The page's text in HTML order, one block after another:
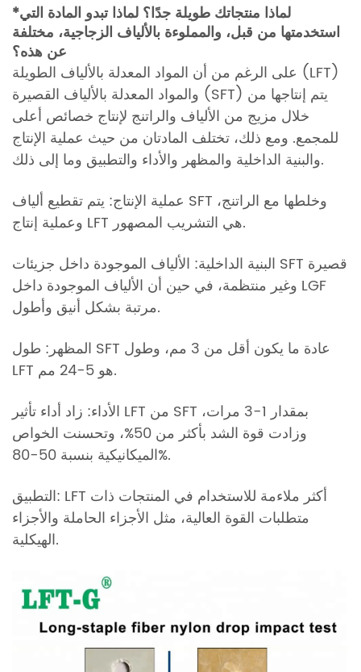
*لماذا منتجاتك طويلة جدًا؟ لماذا تبدو المادة التي
استخدمتها من قبل، والمملوءة بالألياف الزجاجية، مختلفة
عن هذه؟
على الرغم من أن المواد المعدلة بالألياف الطويلة (LFT)
والمواد المعدلة بالألياف القصيرة (SFT) يتم إنتاجها من
خلال مزيج من الألياف والراتنج لإنتاج خصائص أعلى
للمجمع. ومع ذلك، تختلف المادتان من حيث عملية الإنتاج
والبنية الداخلية والمظهر والأداء والتطبيق وما إلى ذلك.
عملية الإنتاج: يتم تقطيع ألياف SFT وخلطها مع الراتنج،
وعملية إنتاج LFT هي التشريب المصهور.
البنية الداخلية: الألياف الموجودة داخل جزيئات SFT قصيرة
وغير منتظمة، في حين أن الألياف الموجودة داخل LGF
مرتبة بشكل أنيق وأطول.
المظهر: طول SFT عادة ما يكون أقل من 3 مم، وطول
LFT هو 5-24 مم.
الأداء: زاد أداء تأثير LFT من SFT بمقدار 1-3 مرات،
وزادت قوة الشد بأكثر من 50%، وتحسنت الخواص
الميكانيكية بنسبة 50-80%.
التطبيق: LFT أكثر ملاءمة للاستخدام في المنتجات ذات
متطلبات القوة العالية، مثل الأجزاء الحاملة والأجزاء
الهيكلية.